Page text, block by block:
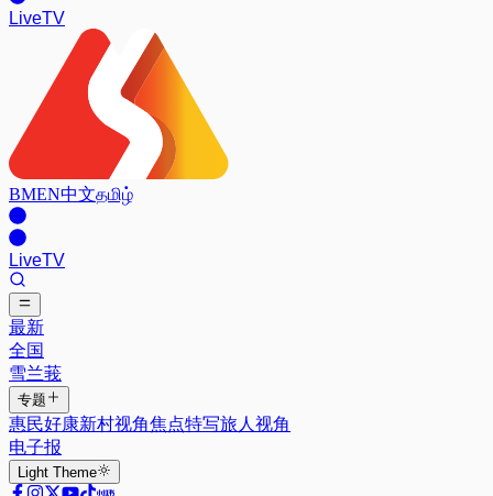
LiveTV
BMEN中文தமிழ்
LiveTV
最新
全国
雪兰莪
专题
惠民好康新村视角焦点特写旅人视角
电子报
Light Theme